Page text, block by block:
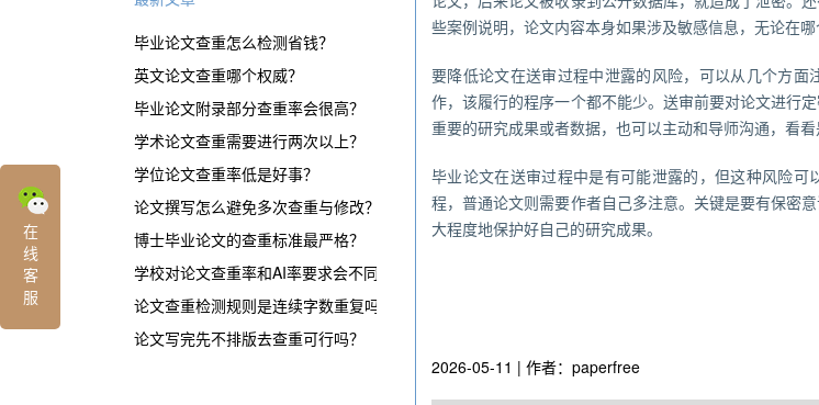
毕业论文查重怎么检测省钱？
英文论文查重哪个权威？
毕业论文附录部分查重率会很高？
学术论文查重需要进行两次以上？
学位论文查重率低是好事？
论文撰写怎么避免多次查重与修改？
博士毕业论文的查重标准最严格？
学校对论文查重率和AI率要求会不同？
论文查重检测规则是连续字数重复吗？
论文写完先不排版去查重可行吗？
些案例说明，论文内容本身如果涉及敏感信息，无论在哪
要降低论文在送审过程中泄露的风险，可以从几个方
作，该履行的程序一个都不能少。送审前要对论文进行
重要的研究成果或者数据，也可以主动和导师沟通，看看
毕业论文在送审过程中是有可能泄露的，但这种风险
程，普通论文则需要作者自己多注意。关键是要有保密
大程度地保护好自己的研究成果。
2026-05-11 | 作者：paperfree
在
线
客
服